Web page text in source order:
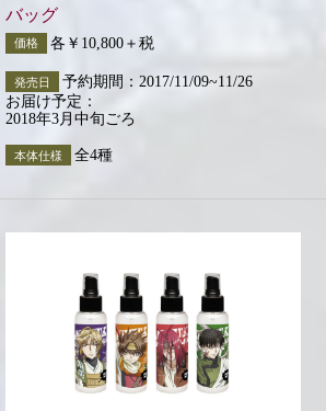
バッグ
価格 各￥10,800＋税
発売日
予約期間：2017/11/09~11/26
お届け予定：
2018年3月中旬ごろ
本体仕様 全4種